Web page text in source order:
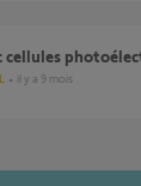
cellules
il y a 9 mois